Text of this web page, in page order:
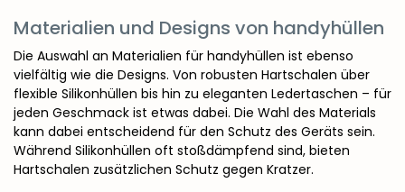
Materialien und Designs von handyhüllen
Die Auswahl an Materialien für handyhüllen ist ebenso
vielfältig wie die Designs. Von robusten Hartschalen über
flexible Silikonhüllen bis hin zu eleganten Ledertaschen – für
jeden Geschmack ist etwas dabei. Die Wahl des Materials
kann dabei entscheidend für den Schutz des Geräts sein.
Während Silikonhüllen oft stoßdämpfend sind, bieten
Hartschalen zusätzlichen Schutz gegen Kratzer.